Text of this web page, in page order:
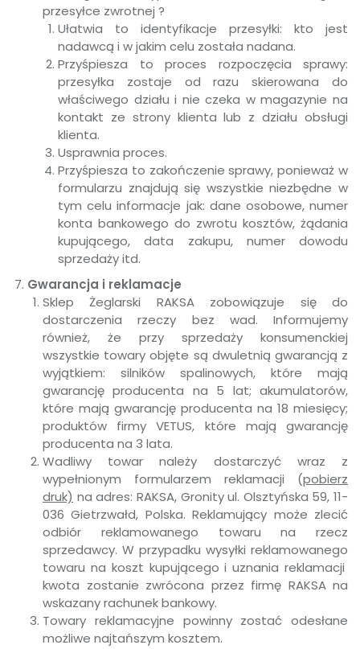
przesyłce zwrotnej ?
Ułatwia to identyfikacje przesyłki: kto jest
nadawcą i w jakim celu została nadana.
Przyśpiesza to proces rozpoczęcia sprawy:
przesyłka zostaje od razu skierowana do
właściwego działu i nie czeka w magazynie na
kontakt ze strony klienta lub z działu obsługi
klienta.
Usprawnia proces.
Przyśpiesza to zakończenie sprawy, ponieważ w
formularzu znajdują się wszystkie niezbędne w
tym celu informacje jak: dane osobowe, numer
konta bankowego do zwrotu kosztów, żądania
kupującego, data zakupu, numer dowodu
sprzedaży itd.
Gwarancja i reklamacje
Sklep Żeglarski RAKSA zobowiązuje się do
dostarczenia rzeczy bez wad. Informujemy
również, że przy sprzedaży konsumenckiej
wszystkie towary objęte są dwuletnią gwarancją z
wyjątkiem: silników spalinowych, które mają
gwarancję producenta na 5 lat; akumulatorów,
które mają gwarancję producenta na 18 miesięcy;
produktów firmy VETUS, które mają gwarancję
producenta na 3 lata.
Wadliwy towar należy dostarczyć wraz z
wypełnionym formularzem reklamacji (pobierz
druk) na adres: RAKSA, Gronity ul. Olsztyńska 59, 11-
036 Gietrzwałd, Polska. Reklamujący może zlecić
odbiór reklamowanego towaru na rzecz
sprzedawcy. W przypadku wysyłki reklamowanego
towaru na koszt kupującego i uznania reklamacji
kwota zostanie zwrócona przez firmę RAKSA na
wskazany rachunek bankowy.
Towary reklamacyjne powinny zostać odesłane
możliwe najtańszym kosztem.